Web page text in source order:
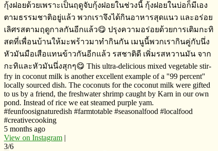
กุ้งฝอยด้วยเพราะเป็นฤดูจับกุ้งฝอยในช่วงนี้​ กุ้งฝอยในบ่อก็มีเอง
ตาม​ธรรมชาติ​อยู่แล้ว​ พวกเราจึงได้กินอาหารสุดแนว​ และอร่อย
เลิศรสตามฤดูกาลกันอีกแล้ว😋 ปรุงความอร่อยด้วยการเติมกะทิ​
สดที่เพื่อนบ้านให้มะพร้าวมาทำกินกัน​ เมนูนี้พวกเรากินคู่กับนึ่ง
หัวมันมือเสือแทนข้าวกันอีกแล้ว​ รสชาติ​ดี​ เพิ่มรสหวานมัน​ จาก
กะทิและหัวมันนึ่งสุกๆ😋 This ultra-delicious mixed vegetable stir-
fry in coconut milk is another excellent example of a "99 percent"
locally sourced dish. The coconuts for the coconut milk were gifted
to us by a friend, the freshwater shrimp caught by Karn in our own
pond. Instead of rice we eat steamed purple yam.
#feunfoosignaturedish #farmtotable #seasonalfood #localfood
#creativecooking
5 months ago
View on Instagram |
3/6